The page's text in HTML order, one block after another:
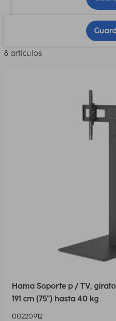
8 artículos
Hama Soporte p / TV,
191 cm (75") hasta 40 kg
00220912